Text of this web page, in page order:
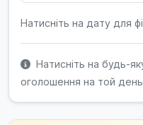
Натисніть на дату для
Натисніть на будь-
оголошення на той день